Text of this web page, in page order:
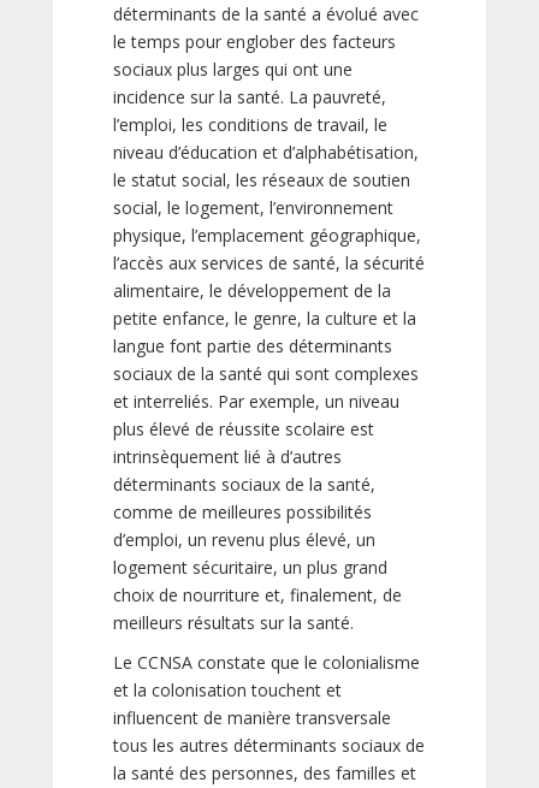
déterminants de la santé a évolué avec
le temps pour englober des facteurs
sociaux plus larges qui ont une
incidence sur la santé. La pauvreté,
l’emploi, les conditions de travail, le
niveau d’éducation et d’alphabétisation,
le statut social, les réseaux de soutien
social, le logement, l’environnement
physique, l’emplacement géographique,
l’accès aux services de santé, la sécurité
alimentaire, le développement de la
petite enfance, le genre, la culture et la
langue font partie des déterminants
sociaux de la santé qui sont complexes
et interreliés. Par exemple, un niveau
plus élevé de réussite scolaire est
intrinsèquement lié à d’autres
déterminants sociaux de la santé,
comme de meilleures possibilités
d’emploi, un revenu plus élevé, un
logement sécuritaire, un plus grand
choix de nourriture et, finalement, de
meilleurs résultats sur la santé.
Le CCNSA constate que le colonialisme
et la colonisation touchent et
influencent de manière transversale
tous les autres déterminants sociaux de
la santé des personnes, des familles et